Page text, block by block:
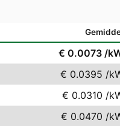
€ 0.0073 /
€ 0.0395 /
€ 0.0310 /
€ 0.0470 /